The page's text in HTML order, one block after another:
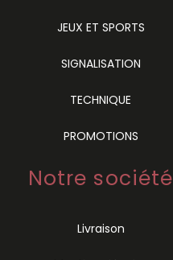
JEUX ET SPORTS
SIGNALISATION
TECHNIQUE
PROMOTIONS
Notre société
Livraison